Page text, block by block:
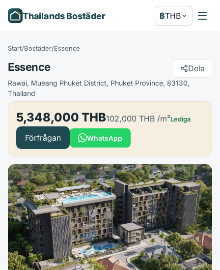
Thailands Bostäder ฿THB
Start/Bostäder/Essence
Essence Dela
Rawai, Mueang Phuket District, Phuket Province, 83130,
Thailand
5,348,000 THB102,000 THB /m²Lediga
Förfrågan WhatsApp